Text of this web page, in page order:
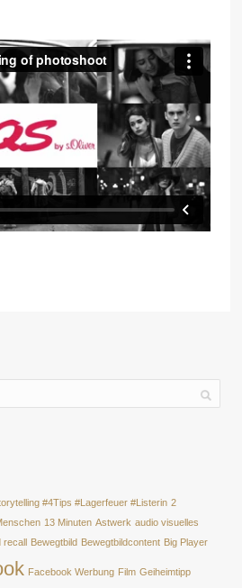
#4Tips #Lagerfeuer #Listerin 2
13 Minuten Astwerk audio visuelles
recall Bewegtbild Bewegtbildcontent Big Player
Facebook Werbung Film Geiheimtipp